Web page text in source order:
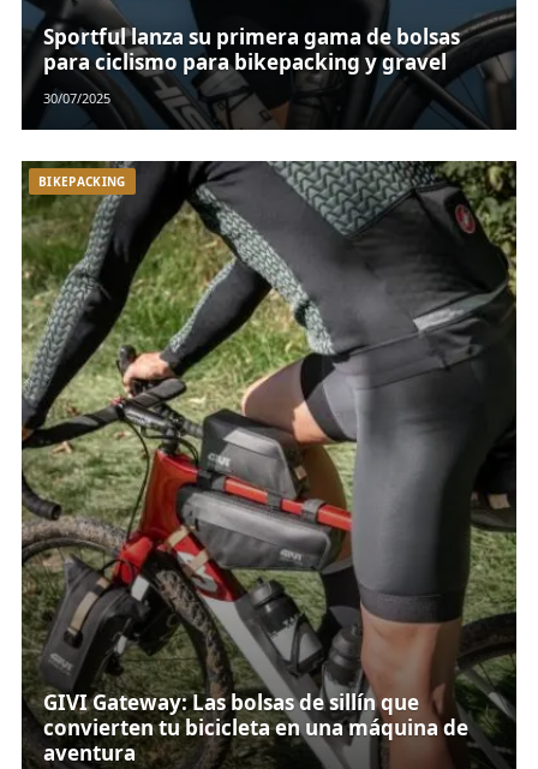
Sportful lanza su primera gama de bolsas
para ciclismo para bikepacking y gravel
30/07/2025
BIKEPACKING
GIVI Gateway: Las bolsas de sillín que
convierten tu bicicleta en una máquina de
aventura